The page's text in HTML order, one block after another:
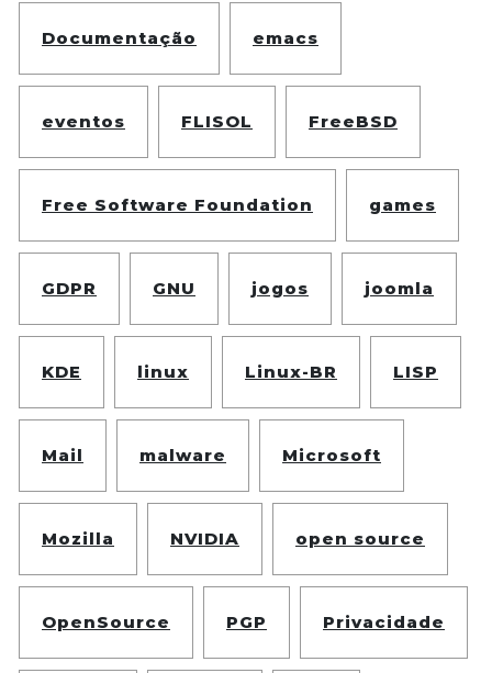
Documentação emacs
eventos FLISOL FreeBSD
Free Software Foundation games
GDPR GNU jogos joomla
KDE linux Linux-BR LISP
Mail malware Microsoft
Mozilla NVIDIA open source
OpenSource PGP Privacidade